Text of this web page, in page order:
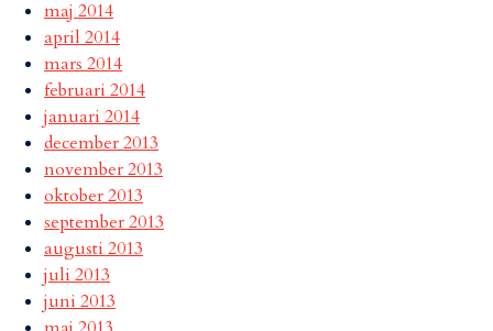
maj 2014
april 2014
mars 2014
februari 2014
januari 2014
december 2013
november 2013
oktober 2013
september 2013
augusti 2013
juli 2013
juni 2013